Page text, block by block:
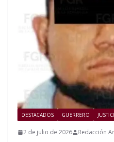
DESTACADOS GUERRERO
2 de julio de 2026 Redacción